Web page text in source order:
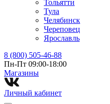
Тольятти
Тула
Челябинск
Череповец
Ярославль
8 (800) 505-46-88
Пн-Пт 09:00-18:00
Магазины⁠
Личный кабинет